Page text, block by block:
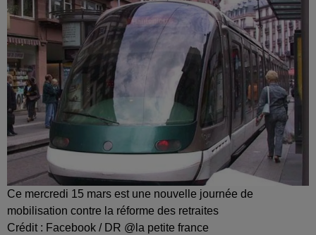
Ce mercredi 15 mars est une nouvelle journée de
mobilisation contre la réforme des retraites
Crédit : Facebook / DR @la petite france